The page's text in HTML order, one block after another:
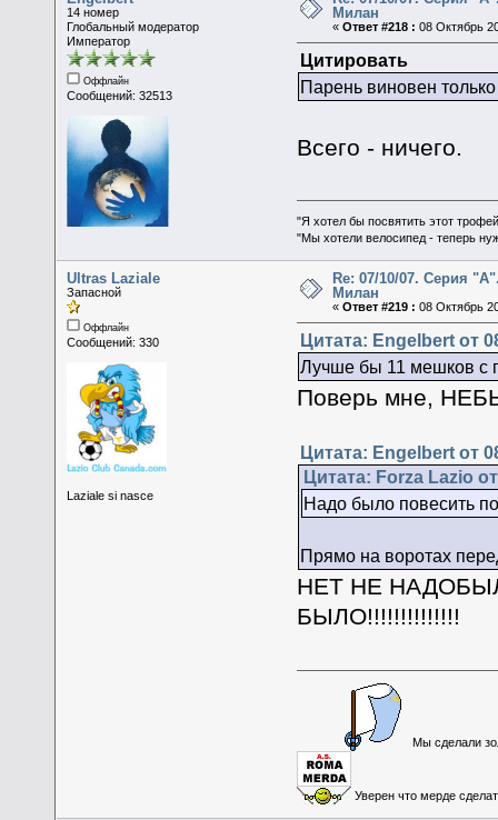
14 номер
Глобальный модератор
Император
Оффлайн
Сообщений: 32513
Милан
«Ответ #218 : 08 Октябрь
Цитировать
Парень виновен
Всего - ничего.
"Я хотел бы посвятить этот
"Мы хотели велосипед - теперь
Ultras Laziale
Запасной
Оффлайн
Сообщений: 330
Laziale si nasce
Re: 07/10/07. Серия
Милан
«Ответ #219 : 08 Октябрь
Цитата: Engelbert от
Лучше бы 11 мешков с
Поверь мне,
Цитата: Engelbert от
Цитата: Forza Lazio
Надо было повесить
Прямо на воротах
НЕТ НЕ
БЫЛО!!!!!!!!!!!!!!
Мы сделали
Уверен что мерде